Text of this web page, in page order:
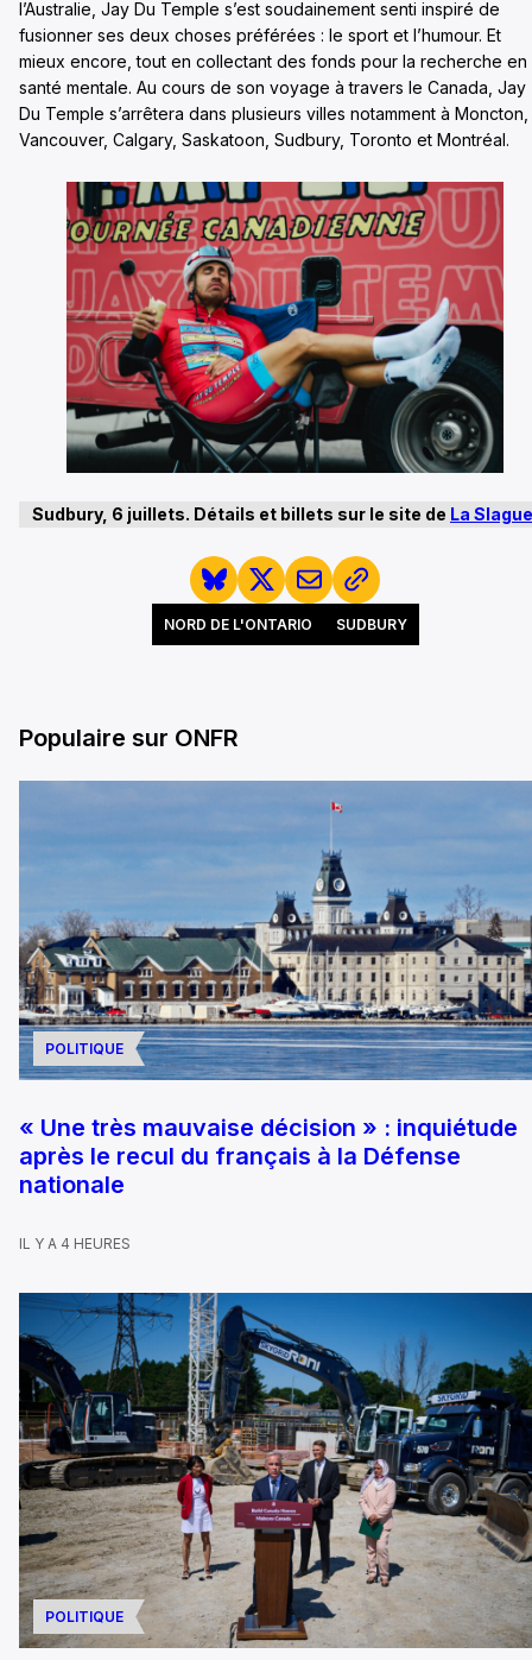
l’Australie, Jay Du Temple s’est soudainement senti inspiré de
fusionner ses deux choses préférées : le sport et l’humour. Et
mieux encore, tout en collectant des fonds pour la recherche en
santé mentale. Au cours de son voyage à travers le Canada, Jay
Du Temple s’arrêtera dans plusieurs villes notamment à Moncton,
Vancouver, Calgary, Saskatoon, Sudbury, Toronto et Montréal.
Sudbury, 6 juillets. Détails et billets sur le site de La Slague
NORD DE L'ONTARIO SUDBURY
Populaire sur ONFR
POLITIQUE
« Une très mauvaise décision » : inquiétude
après le recul du français à la Défense
nationale
IL Y A 4 HEURES
POLITIQUE